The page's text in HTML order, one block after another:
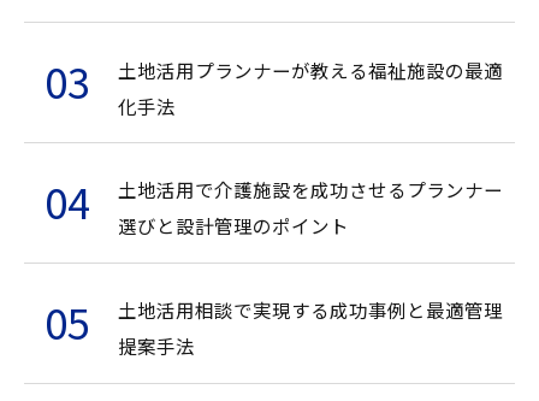
土地活用プランナーが教える福祉施設の最適
化手法
土地活用で介護施設を成功させるプランナー
選びと設計管理のポイント
土地活用相談で実現する成功事例と最適管理
提案手法